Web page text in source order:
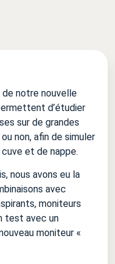
de notre nouvelle
d’étudier
sur de grandes
non, afin de simuler
et de nappe.
nous avons eu la
avec
moniteurs
test avec un
moniteur «